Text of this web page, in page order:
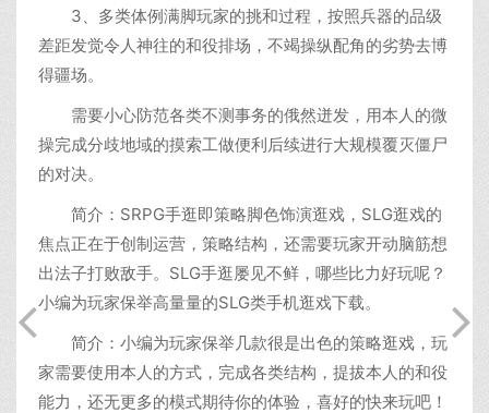
3、多类体例满脚玩家的挑和过程，按照兵器的品级
差距发觉令人神往的和役排场，不竭操纵配角的劣势去博
得疆场。
需要小心防范各类不测事务的俄然迸发，用本人的微
操完成分歧地域的摸索工做便利后续进行大规模覆灭僵尸
的对决。
简介：SRPG手逛即策略脚色饰演逛戏，SLG逛戏的
焦点正在于创制运营，策略结构，还需要玩家开动脑筋想
出法子打败敌手。SLG手逛屡见不鲜，哪些比力好玩呢？
小编为玩家保举高量量的SLG类手机逛戏下载。
简介：小编为玩家保举几款很是出色的策略逛戏，玩
家需要使用本人的方式，完成各类结构，提拔本人的和役
能力，还无更多的模式期待你的体验，喜好的快来玩吧！